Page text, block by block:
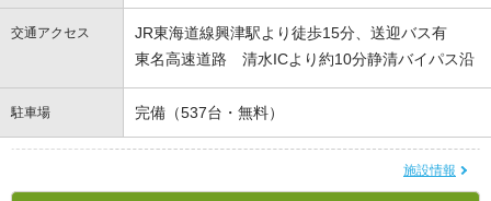
交通アクセス
JR東海道線興津駅より徒歩15分、送迎バス有
東名高速道路 清水ICより約10分静清バイパス沿
駐車場 完備（537台・無料）
施設情報